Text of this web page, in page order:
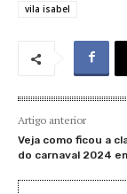
vila isabel
Artigo anterior
Veja como ficou a
do carnaval 2024